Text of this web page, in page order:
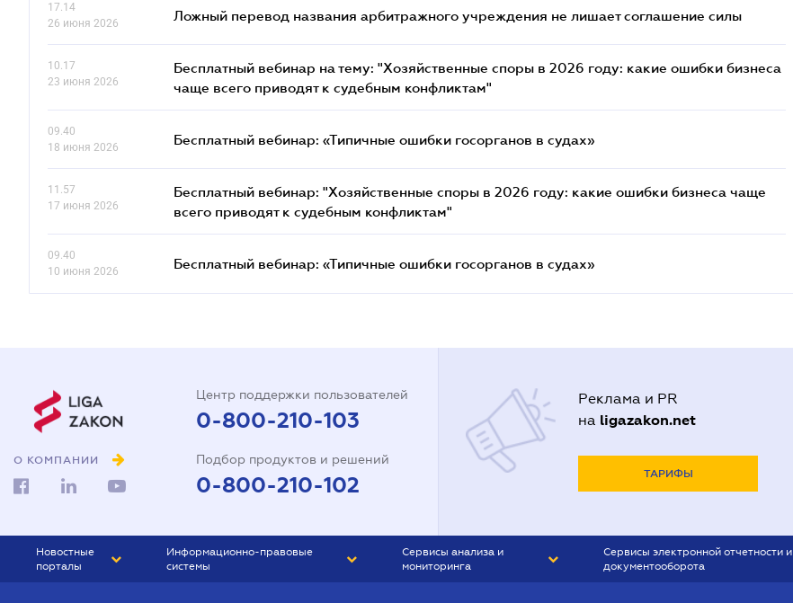
17.14
26 июня 2026
Ложный перевод названия арбитражного учреждения не лишает соглашение силы
10.17
23 июня 2026
Бесплатный вебинар на тему: "Хозяйственные споры в 2026 году: какие ошибки бизнеса
чаще всего приводят к судебным конфликтам"
09.40
18 июня 2026
Бесплатный вебинар: «Типичные ошибки госорганов в судах»
11.57
17 июня 2026
Бесплатный вебинар: "Хозяйственные споры в 2026 году: какие ошибки бизнеса чаще
всего приводят к судебным конфликтам"
09.40
10 июня 2026
Бесплатный вебинар: «Типичные ошибки госорганов в судах»
О КОМПАНИИ
Центр поддержки пользователей
0-800-210-103
Подбор продуктов и решений
0-800-210-102
Реклама и PR
на ligazakon.net
ТАРИФЫ
Новостные
порталы
Информационно-правовые
системы
Сервисы анализа и
мониторинга
Сервисы электронной отчетности и
документооборота